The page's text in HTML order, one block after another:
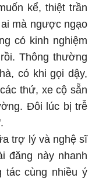
kể, thiệt trần
mà ngược ngạo
có kinh nghiệm
Thông thường
có khi gọi dậy,
thứ, xe cộ sẵn
Đôi lúc bị trễ
trợ lý và nghệ sĩ
đăng này nhanh
tác cùng nhiều ý